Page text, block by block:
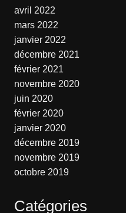
avril 2022
mars 2022
janvier 2022
décembre 2021
février 2021
novembre 2020
juin 2020
février 2020
janvier 2020
décembre 2019
novembre 2019
octobre 2019
Catégories